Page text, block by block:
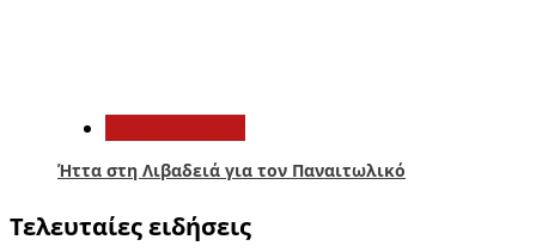
Ήττα στη Λιβαδειά για τον Παναιτωλικό
Τελευταίες ειδήσεις